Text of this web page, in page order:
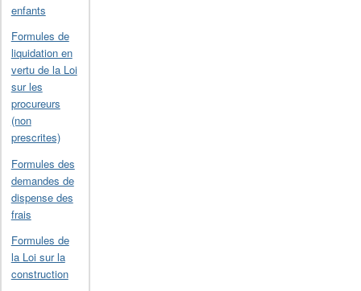
enfants
Formules de
liquidation en
vertu de la Loi
sur les
procureurs
(non
prescrites)
Formules des
demandes de
dispense des
frais
Formules de
la Loi sur la
construction